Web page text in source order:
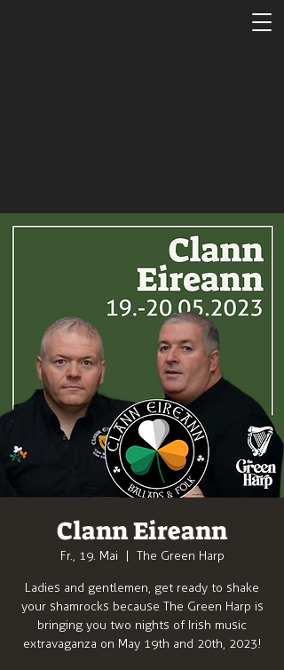
Clann Eireann
Fr., 19. Mai
  |
The Green Harp
Ladies and gentlemen, get ready to shake
your shamrocks because The Green Harp is
bringing you two nights of Irish music
extravaganza on May 19th and 20th, 2023!